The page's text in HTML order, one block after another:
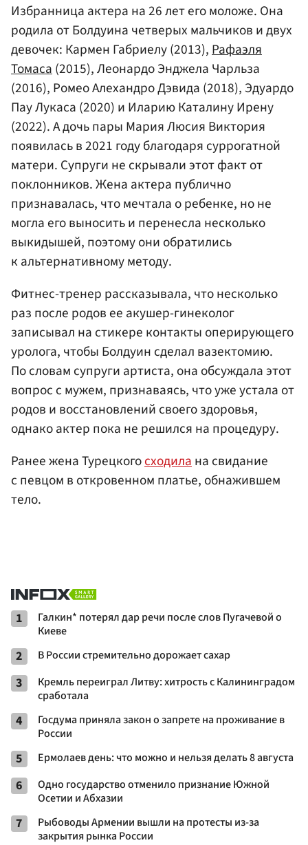
Избранница актера на 26 лет его моложе. Она
родила от Болдуина четверых мальчиков и двух
девочек: Кармен Габриелу (2013), Рафаэля
Томаса (2015), Леонардо Энджела Чарльза
(2016), Ромео Алехандро Дэвида (2018), Эдуардо
Пау Лукаса (2020) и Иларию Каталину Ирену
(2022). А дочь пары Мария Люсия Виктория
появилась в 2021 году благодаря суррогатной
матери. Супруги не скрывали этот факт от
поклонников. Жена актера публично
признавалась, что мечтала о ребенке, но не
могла его выносить и перенесла несколько
выкидышей, поэтому они обратились
к альтернативному методу.
Фитнес-тренер рассказывала, что несколько
раз после родов ее акушер-гинеколог
записывал на стикере контакты оперирующего
уролога, чтобы Болдуин сделал вазектомию.
По словам супруги артиста, она обсуждала этот
вопрос с мужем, признаваясь, что уже устала от
родов и восстановлений своего здоровья,
однако актер пока не решился на процедуру.
Ранее жена Турецкогосходилана свидание
с певцом в откровенном платье, обнажившем
тело.
1
Галкин* потерял дар речи после слов Пугачевой о
Киеве
2 В России стремительно дорожает сахар
3
Кремль переиграл Литву: хитрость с Калининградом
сработала
4
Госдума приняла закон о запрете на проживание в
России
5 Ермолаев день: что можно и нельзя делать 8 августа
6
Одно государство отменило признание Южной
Осетии и Абхазии
7
Рыбоводы Армении вышли на протесты из-за
закрытия рынка России